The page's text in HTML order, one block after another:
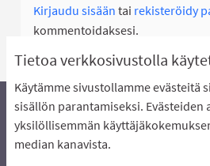
Tietoa verkkosivustolla
Käytämme sivustollamme evästeitä
sisällön parantamiseksi. Evästeiden
yksilöllisemmän
median kanavista.
Kirjaudu sisään tai rekisteröidy
kommentoidaksesi.
Äänestyksen pikaohjeet
Näin äänestät Asukasbudjetissa